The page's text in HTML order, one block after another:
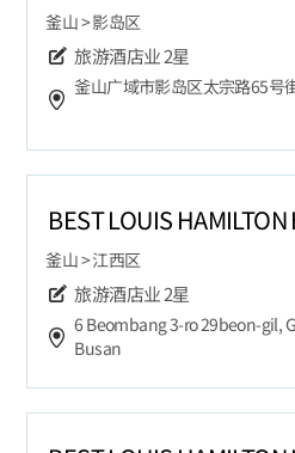
釜山 > 影岛区
旅游酒店业2星
釜山广域市影岛区太宗路65号
BEST LOUIS
釜山 > 江西区
旅游酒店业2星
6 Beombang 3-ro 29beon-gil,
Busan